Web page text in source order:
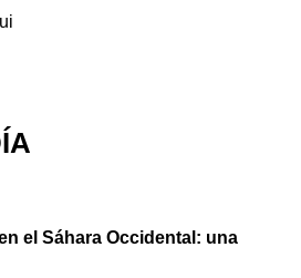
el Sáhara Occidental: una